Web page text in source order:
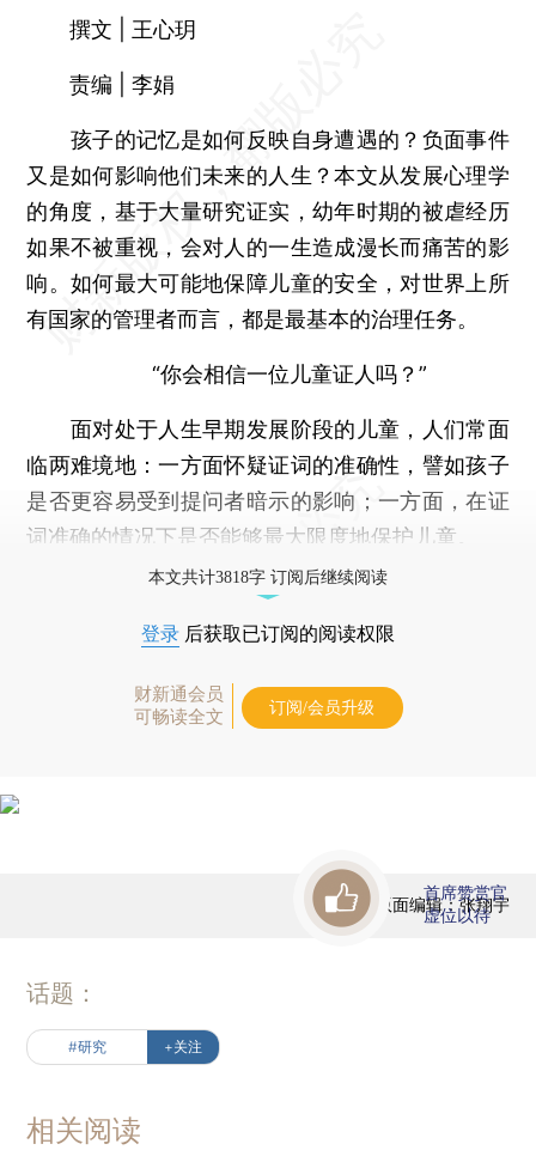
撰文 | 王心玥
责编 | 李娟
孩子的记忆是如何反映自身遭遇的？负面事件
又是如何影响他们未来的人生？本文从发展心理学
的角度，基于大量研究证实，幼年时期的被虐经历
如果不被重视，会对人的一生造成漫长而痛苦的影
响。如何最大可能地保障儿童的安全，对世界上所
有国家的管理者而言，都是最基本的治理任务。
“你会相信一位儿童证人吗？”
面对处于人生早期发展阶段的儿童，人们常面
临两难境地：一方面怀疑证词的准确性，譬如孩子
是否更容易受到提问者暗示的影响；一方面，在证
词准确的情况下是否能够最大限度地保护儿童。
本文共计3818字 订阅后继续阅读
登录 后获取已订阅的阅读权限
财新通会员
可畅读全文
订阅/会员升级
版面编辑：张翔宇
首席赞赏官
虚位以待
话题：
#研究 +关注
相关阅读